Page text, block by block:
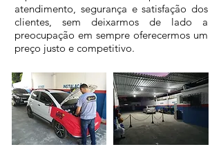
atendimento, segurança e satisfação dos
clientes, sem deixarmos de lado a
preocupação em sempre oferecermos um
preço justo e competitivo.